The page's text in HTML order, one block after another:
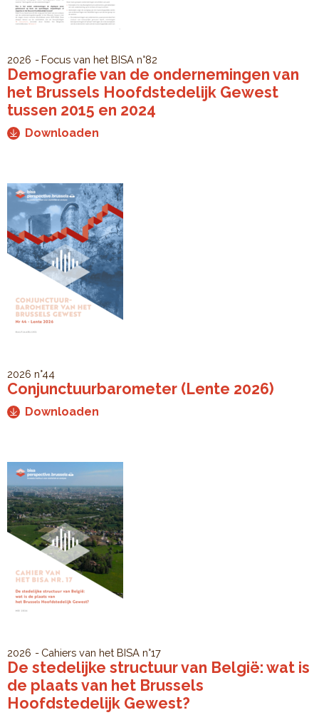
2026 Focus van het BISA n°82
Demografie van de ondernemingen van
het Brussels Hoofdstedelijk Gewest
tussen 2015 en 2024
Downloaden
2026 n°44
Conjunctuurbarometer (Lente 2026)
Downloaden
2026 Cahiers van het BISA n°17
De stedelijke structuur van België: wat is
de plaats van het Brussels
Hoofdstedelijk Gewest?